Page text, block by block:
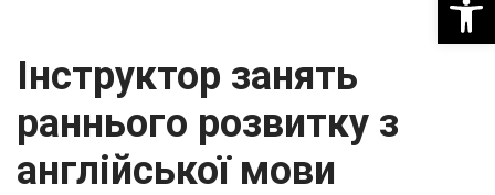
Інструктор занять
раннього розвитку з
англійської мови